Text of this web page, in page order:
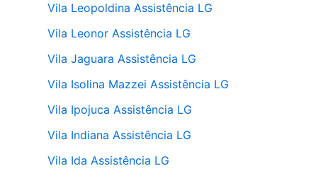
Vila Leopoldina Assistência LG
Vila Leonor Assistência LG
Vila Jaguara Assistência LG
Vila Isolina Mazzei Assistência LG
Vila Ipojuca Assistência LG
Vila Indiana Assistência LG
Vila Ida Assistência LG